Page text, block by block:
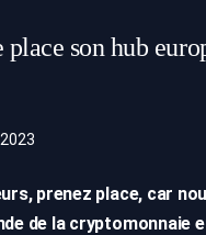
place son hub
prenez place, car
de la cryptomonnaie